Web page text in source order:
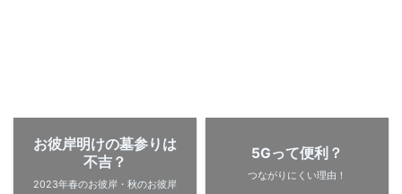
お彼岸明けの墓参りは
不吉？
2023年春のお彼岸・秋のお彼岸
5Gって便利？
つながりにくい理由！